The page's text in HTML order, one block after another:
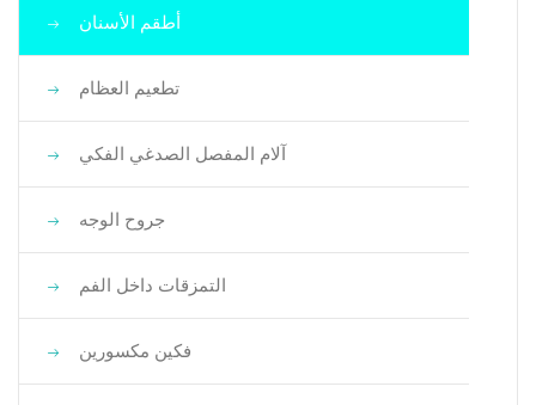
أطقم الأسنان
تطعيم العظام
آلام المفصل الصدغي الفكي
جروح الوجه
التمزقات داخل الفم
فكين مكسورين